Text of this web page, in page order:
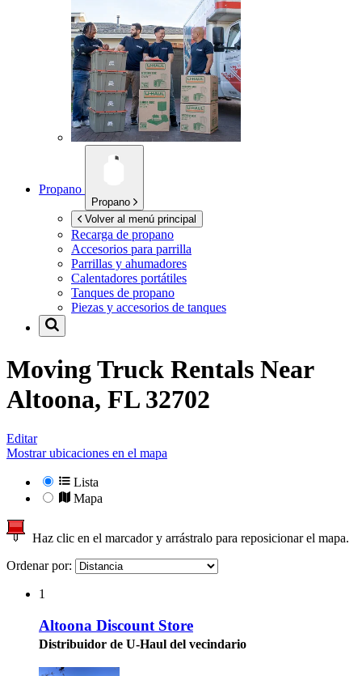
Propano
Propano
Volver al menú principal
Recarga de propano
Accesorios para parrilla
Parrillas y ahumadores
Calentadores portátiles
Tanques de propano
Piezas y accesorios de tanques
Moving Truck Rentals Near
Altoona, FL 32702
Editar
Mostrar ubicaciones en el mapa
Lista
Mapa
Haz clic en el marcador y arrástralo para reposicionar el mapa.
Ordenar por:
1
Altoona Discount Store
Distribuidor de U-Haul del vecindario